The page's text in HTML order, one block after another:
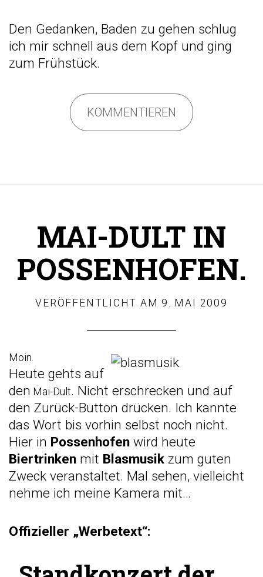
Den Gedanken, Baden zu gehen schlug
ich mir schnell aus dem Kopf und ging
zum Frühstück.
KOMMENTIEREN
MAI-DULT IN
POSSENHOFEN.
VERÖFFENTLICHT AM 9. MAI 2009
Moin.
Heute gehts auf
den Mai-Dult. Nicht erschrecken und auf
den Zurück-Button drücken. Ich kannte
das Wort bis vorhin selbst noch nicht.
Hier in Possenhofen wird heute
Biertrinken mit Blasmusik zum guten
Zweck veranstaltet. Mal sehen, vielleicht
nehme ich meine Kamera mit…
Offizieller „Werbetext“: